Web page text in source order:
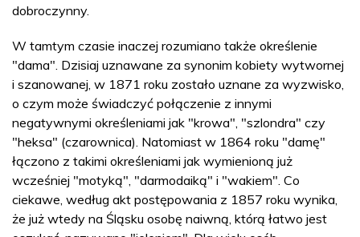
dobroczynny.
W tamtym czasie inaczej rozumiano także określenie
"dama". Dzisiaj uznawane za synonim kobiety wytwornej
i szanowanej, w 1871 roku zostało uznane za wyzwisko,
o czym może świadczyć połączenie z innymi
negatywnymi określeniami jak "krowa", "szlondra" czy
"heksa" (czarownica). Natomiast w 1864 roku "damę"
łączono z takimi określeniami jak wymienioną już
wcześniej "motyką", "darmodaiką" i "wakiem". Co
ciekawe, według akt postępowania z 1857 roku wynika,
że już wtedy na Śląsku osobę naiwną, którą łatwo jest